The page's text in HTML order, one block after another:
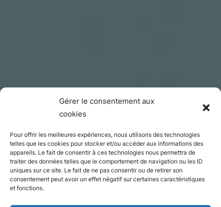
Gérer le consentement aux
cookies
Pour offrir les meilleures expériences, nous utilisons des technologies
telles que les cookies pour stocker et/ou accéder aux informations des
appareils. Le fait de consentir à ces technologies nous permettra de
traiter des données telles que le comportement de navigation ou les ID
uniques sur ce site. Le fait de ne pas consentir ou de retirer son
consentement peut avoir un effet négatif sur certaines caractéristiques
et fonctions.